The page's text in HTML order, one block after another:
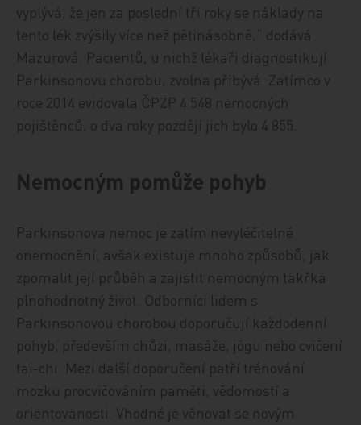
vyplývá, že jen za poslední tři roky se náklady na
tento lék zvýšily více než pětinásobně,“ dodává
Mazurová. Pacientů, u nichž lékaři diagnostikují
Parkinsonovu chorobu, zvolna přibývá. Zatímco v
roce 2014 evidovala ČPZP 4 548 nemocných
pojištěnců, o dva roky později jich bylo 4 855.
Nemocným pomůže pohyb
Parkinsonova nemoc je zatím nevyléčitelné
onemocnění, avšak existuje mnoho způsobů, jak
zpomalit její průběh a zajistit nemocným takřka
plnohodnotný život. Odborníci lidem s
Parkinsonovou chorobou doporučují každodenní
pohyb, především chůzi, masáže, jógu nebo cvičení
tai-chi. Mezi další doporučení patří trénování
mozku procvičováním paměti, vědomostí a
orientovanosti. Vhodné je věnovat se novým